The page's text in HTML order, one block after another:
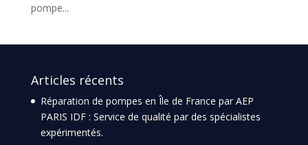
pompe...
Articles récents
Réparation de pompes en Île de France par AEP
PARIS IDF : Service de qualité par des spécialistes
expérimentés.